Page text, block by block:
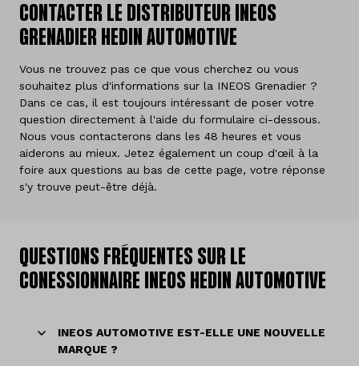
CONTACTER LE DISTRIBUTEUR INEOS
GRENADIER HEDIN AUTOMOTIVE
Vous ne trouvez pas ce que vous cherchez ou vous
souhaitez plus d'informations sur la INEOS Grenadier ?
Dans ce cas, il est toujours intéressant de poser votre
question directement à l'aide du formulaire ci-dessous.
Nous vous contacterons dans les 48 heures et vous
aiderons au mieux. Jetez également un coup d'œil à la
foire aux questions au bas de cette page, votre réponse
s'y trouve peut-être déjà.
QUESTIONS FRÉQUENTES SUR LE
CONESSIONNAIRE INEOS HEDIN AUTOMOTIVE
INEOS AUTOMOTIVE EST-ELLE UNE NOUVELLE
MARQUE ?